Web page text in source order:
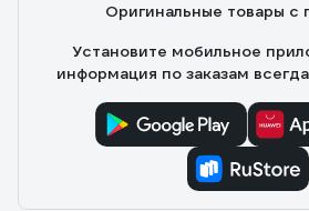
Оригинальные товары с
Установите мобильное
информация по заказам